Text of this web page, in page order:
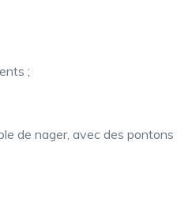
;
de nager, avec des